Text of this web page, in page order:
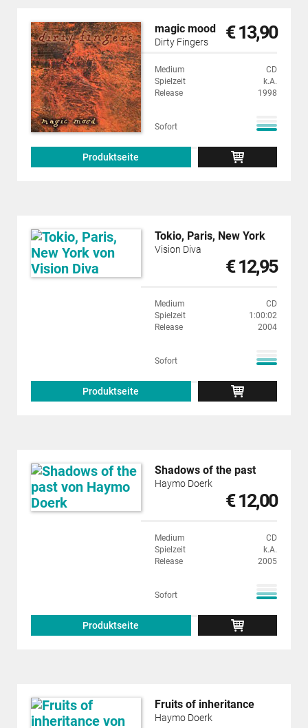
magic mood
Dirty Fingers € 13,90
Medium
CD
Spielzeit
k.A.
Release
1998
Sofort
Produktseite
Tokio, Paris, New York
Vision Diva
€ 12,95
Medium
CD
Spielzeit
1:00:02
Release
2004
Sofort
Produktseite
Shadows of the past
Haymo Doerk
€ 12,00
Medium
CD
Spielzeit
k.A.
Release
2005
Sofort
Produktseite
Fruits of inheritance
Haymo Doerk